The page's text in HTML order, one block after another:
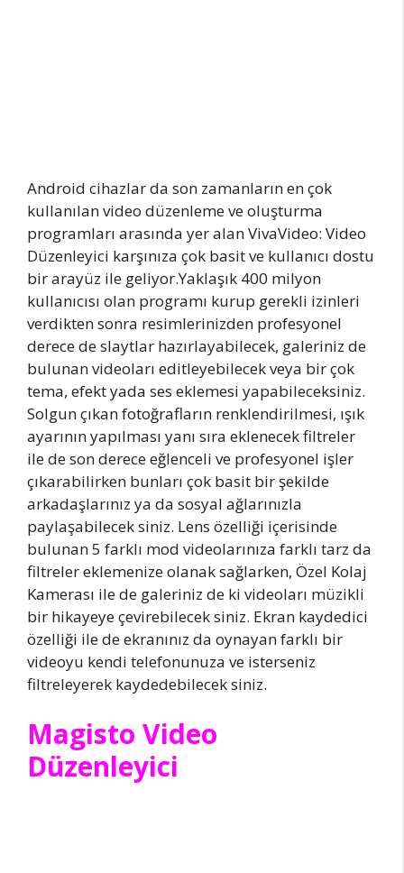
Android cihazlar da son zamanların en çok
kullanılan video düzenleme ve oluşturma
programları arasında yer alan VivaVideo: Video
Düzenleyici karşınıza çok basit ve kullanıcı dostu
bir arayüz ile geliyor.Yaklaşık 400 milyon
kullanıcısı olan programı kurup gerekli izinleri
verdikten sonra resimlerinizden profesyonel
derece de slaytlar hazırlayabilecek, galeriniz de
bulunan videoları editleyebilecek veya bir çok
tema, efekt yada ses eklemesi yapabileceksiniz.
Solgun çıkan fotoğrafların renklendirilmesi, ışık
ayarının yapılması yanı sıra eklenecek filtreler
ile de son derece eğlenceli ve profesyonel işler
çıkarabilirken bunları çok basit bir şekilde
arkadaşlarınız ya da sosyal ağlarınızla
paylaşabilecek siniz. Lens özelliği içerisinde
bulunan 5 farklı mod videolarınıza farklı tarz da
filtreler eklemenize olanak sağlarken, Özel Kolaj
Kamerası ile de galeriniz de ki videoları müzikli
bir hikayeye çevirebilecek siniz. Ekran kaydedici
özelliği ile de ekranınız da oynayan farklı bir
videoyu kendi telefonunuza ve isterseniz
filtreleyerek kaydedebilecek siniz.
Magisto Video
Düzenleyici